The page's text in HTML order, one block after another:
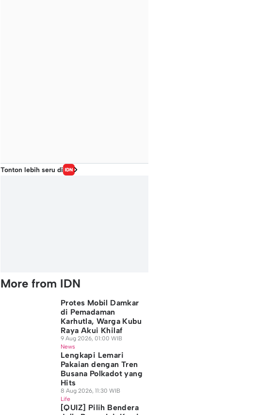
Tonton lebih seru di
More from IDN
Protes Mobil Damkar
di Pemadaman
Karhutla, Warga Kubu
Raya Akui Khilaf
9 Aug 2026, 01:00 WIB
News
Lengkapi Lemari
Pakaian dengan Tren
Busana Polkadot yang
Hits
8 Aug 2026, 11:30 WIB
Life
[QUIZ] Pilih Bendera